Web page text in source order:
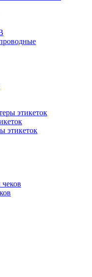
этикеток
этикеток